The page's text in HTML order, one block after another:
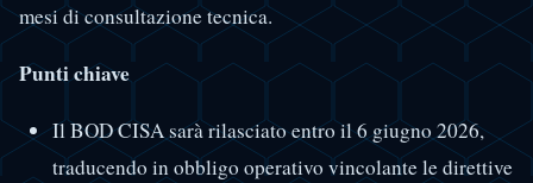
mesi di consultazione tecnica.
Punti chiave
Il BOD CISA sarà rilasciato entro il 6 giugno 2026,
traducendo in obbligo operativo vincolante le direttive